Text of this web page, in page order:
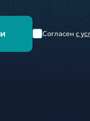
Согласен с